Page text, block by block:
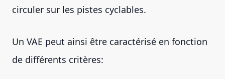
circuler sur les pistes cyclables.
Un VAE peut ainsi être caractérisé en fonction
de différents critères: